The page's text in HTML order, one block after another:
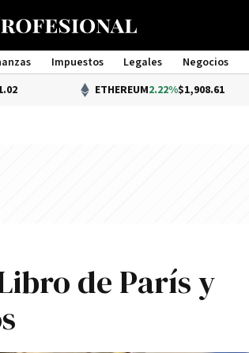
Impuestos Legales Negocios
Management
ETHEREUM2.22%$1,908.61
de Parí­s y